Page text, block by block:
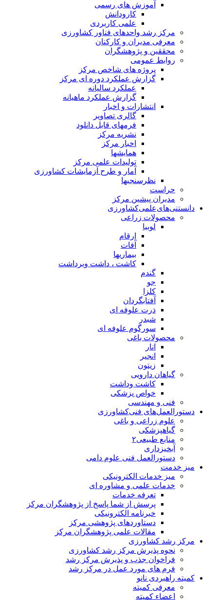
آموزش های رسمی
کارودانش
علمی کاربردی
مرکز رشد واحدهای فناور کشاورزی
معرفی مدیران و کارکنان
محققین و پژوهشگران
روابط عمومی
پروژه های شاخص مرکز
گزارش عملکرد دوره ای مرکز
عملکرد سالیانه
گزارش عملکرد ماهیانه
انتشارات و اخبار
گالری تصاویر
فرمهای قابل دانلود
نشریه مرکز
اخبار مرکز
همایشها
تولیدات علمی مرکز
آمار و طرح آزمایشات کشاورزی
نظرسنجیها
حراست
مدیران پیشین مرکز
دانستنی‌های‌علمی‌کشاورزی
محصولات زراعی
لوبیا
ارقام
آفات
بیماریها
کاشت ، داشت وبرداشت
گندم
جو
کلزا
آفتابگردان
ذرت علوفه ای
شبدر
سورگوم علوفه ای
محصولات باغی
انار
انجیر
زیتون
گیاهان دارویی
کاشت وداشت
خواص پزشکی
فنی و مهندسی
دستورالعمل‌های فنی‌کشاورزی
علوم زراعی و باغی
گیاهپزشکی
منابع طبیعی۲
آبخیزداری
دستورالعمل فنی علوم دامی
میز خدمت
میز خدمات الکترونیکی
خدمات علمی و مشاوره ای
تعرفه خدمات
پرسش از شما پاسخ از پژوهشگران مرکز
خبرنامه الکترونیکی
دستاوردهای پژوهشی مرکز
مقالات علمی پژوهشگران مرکز
مرکز رشد کشاورزی
نحوه پذیرش مرکز رشد کشاورزی
فراخوان جذب و پذیرش مرکز رشد
فرم های مورد عمل در مرکز رشد
کمیته راهبردی نانو
معرفی کمیته
اعضاء کمیته